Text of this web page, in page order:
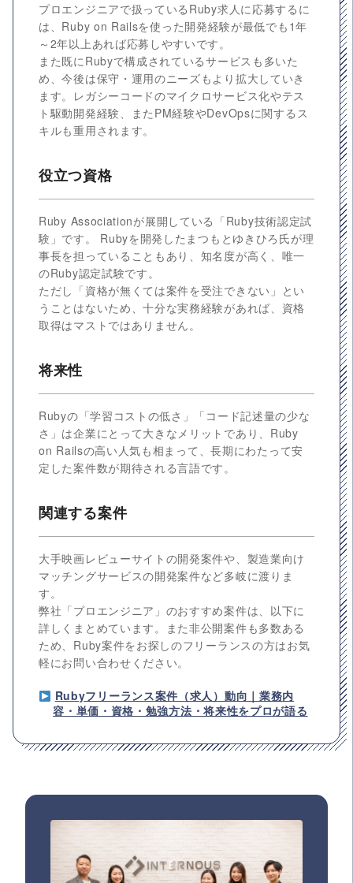
プロエンジニアで扱っているRuby求人に応募するに
は、Ruby on Railsを使った開発経験が最低でも1年
～2年以上あれば応募しやすいです。
また既にRubyで構成されているサービスも多いた
め、今後は保守・運用のニーズもより拡大していき
ます。レガシーコードのマイクロサービス化やテス
ト駆動開発経験、またPM経験やDevOpsに関するス
キルも重用されます。
役立つ資格
Ruby Associationが展開している「Ruby技術認定試
験」です。 Rubyを開発したまつもとゆきひろ氏が理
事長を担っていることもあり、知名度が高く、唯一
のRuby認定試験です。
ただし「資格が無くては案件を受注できない」とい
うことはないため、十分な実務経験があれば、資格
取得はマストではありません。
将来性
Rubyの「学習コストの低さ」「コード記述量の少な
さ」は企業にとって大きなメリットであり、Ruby
on Railsの高い人気も相まって、長期にわたって安
定した案件数が期待される言語です。
関連する案件
大手映画レビューサイトの開発案件や、製造業向け
マッチングサービスの開発案件など多岐に渡りま
す。
弊社「プロエンジニア」のおすすめ案件は、以下に
詳しくまとめています。また非公開案件も多数ある
ため、Ruby案件をお探しのフリーランスの方はお気
軽にお問い合わせください。
Rubyフリーランス案件（求人）動向｜業務内
容・単価・資格・勉強方法・将来性をプロが語る